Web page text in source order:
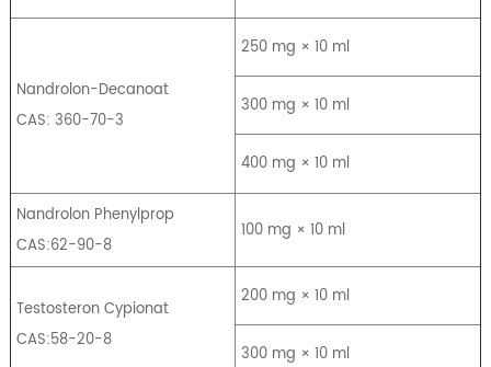
Nandrolon-Decanoat
CAS: 360-70-3
250 mg × 10 ml
300 mg × 10 ml
400 mg × 10 ml
Nandrolon Phenylprop
CAS:62-90-8
100 mg × 10 ml
Testosteron Cypionat
CAS:58-20-8
200 mg × 10 ml
300 mg × 10 ml